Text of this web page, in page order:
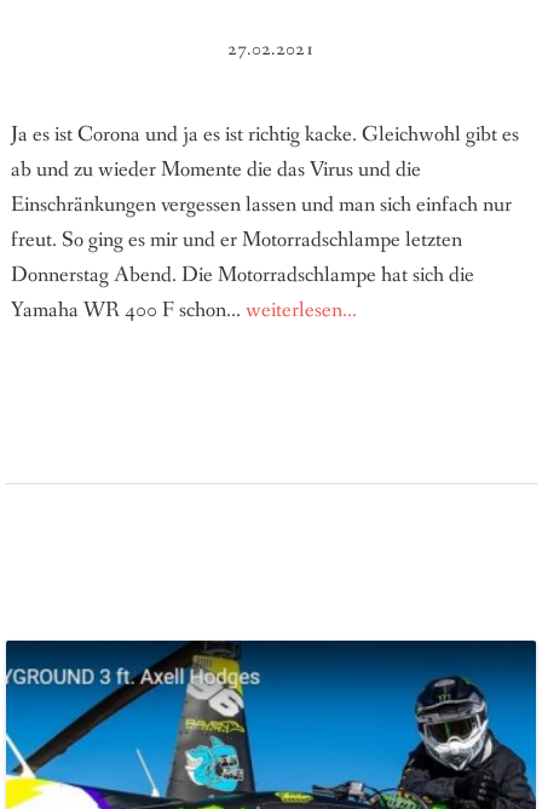
27.02.2021
Ja es ist Corona und ja es ist richtig kacke. Gleichwohl gibt es
ab und zu wieder Momente die das Virus und die
Einschränkungen vergessen lassen und man sich einfach nur
freut. So ging es mir und er Motorradschlampe letzten
Donnerstag Abend. Die Motorradschlampe hat sich die
Yamaha WR 400 F schon... weiterlesen...